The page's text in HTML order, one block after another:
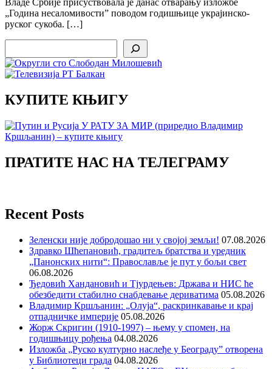
Владе Србије присуствовала је данас отварању изложбе
„Година несаломивости” поводом годишњице украјинско-
руског сукоба. […]
КУПИТЕ КЊИГУ
ПРАТИТЕ НАС НА ТЕЛЕГРАМУ
Recent Posts
Зеленски није добродошао ни у својој земљи! 07.08.2026
Здравко Шћепановић, градитељ братства и уредник
„Панонских нити“: Православље је пут у бољи свет
06.08.2026
Ђедовић Хандановић и Тјурдењев: Држава и НИС ће
обезбедити стабилно снабдевање дериватима 05.08.2026
Владимир Кршљанин: „Олуја“, раскринкавање и крај
отпадничке империје 05.08.2026
Жорж Скригин (1910-1997) – њему у спомен, на
годишњицу рођења 04.08.2026
Изложба „Руско културно наслеђе у Београду” отворена
у Библиотеци града 04.08.2026